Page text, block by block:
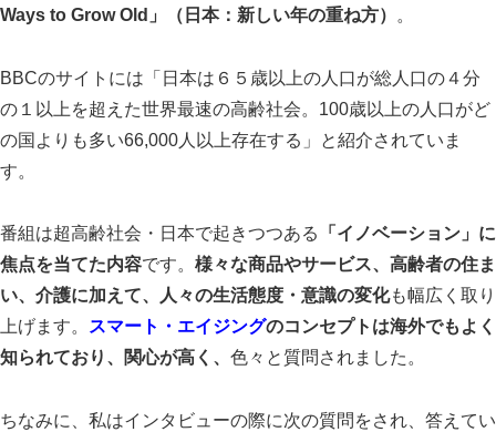
Ways to Grow Old」（日本：新しい年の重ね方）
。
BBCのサイトには「日本は６５歳以上の人口が総人口の４分
の１以上を超えた世界最速の高齢社会。100歳以上の人口がど
の国よりも多い66,000人以上存在する」と紹介されていま
す。
番組は超高齢社会・日本で起きつつある
「イノベーション」に
焦点を当てた内容です。 様々な商品やサービス、高齢者の住ま
い、介護に加えて、人々の生活態度・意識の変化も幅広く取り
上げます。
スマート・エイジングのコンセプトは海外でもよく
知られており、関心が高く、 色々と質問されました。
ちなみに、私はインタビューの際に次の質問をされ、答えてい